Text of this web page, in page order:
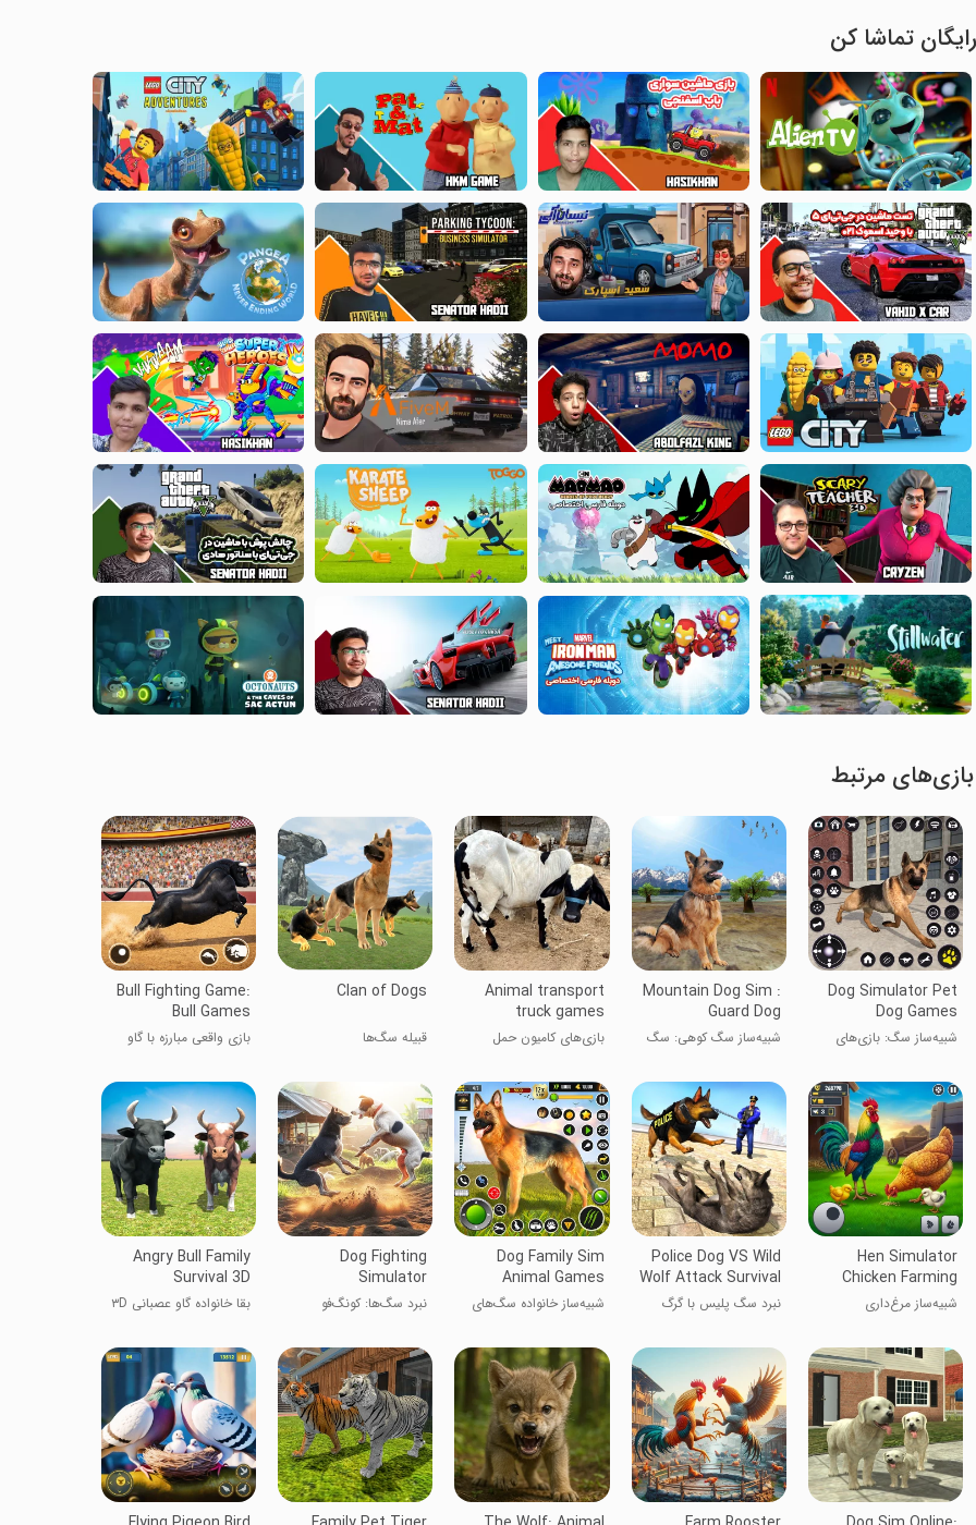
رایگان تماشا کن
بازی‌های مرتبط
Dog Simulator Pet
Dog Games
شبیه‌ساز سگ: بازی‌های
Mountain Dog Sim :
Guard Dog
شبیه‌ساز سگ کوهی: سگ
Animal transport
truck games
بازی‌های کامیون حمل
Clan of Dogs
قبیله‌ سگ‌ها
Bull Fighting Game:
Bull Games
بازی واقعی مبارزه با گاو
Hen Simulator
Chicken Farming
شبیه‌ساز مرغ‌داری
Police Dog VS Wild
Wolf Attack Survival
City
نبرد سگ پلیس با گرگ
Dog Family Sim
Animal Games
شبیه‌ساز خانواده سگ‌های
Dog Fighting
Simulator
نبرد سگ‌ها: کونگ‌فو
Angry Bull Family
Survival 3D
بقا خانواده گاو عصبانی ۳D